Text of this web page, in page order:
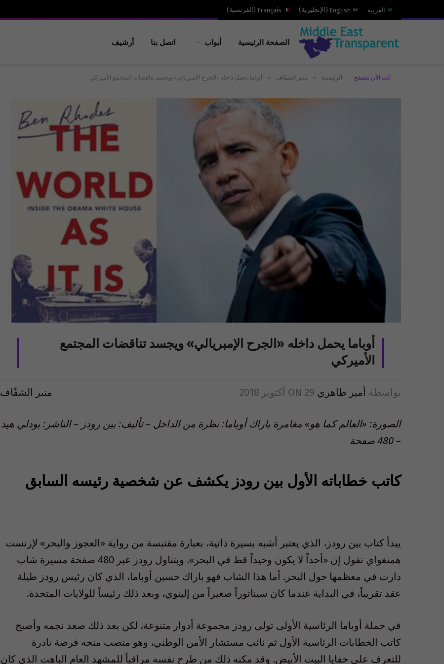
العربية English
( الإنجليزية)
Français
( الفرنسية)
الصفحة الرئيسية أبواب اتصل بنا أرشيف
أنت الآن تتصفح: الرئيسية » منبر الشفّاف » أوباما يحمل داخله «الجرح الإمبريالي» ويجسد تناقضات المجتمع الأميركي
أوباما يحمل داخله «الجرح الإمبريالي» ويجسد تناقضات المجتمع
الأميركي
بواسطة أمير طاهري ON 29 أكتوبر 2018 منبر الشفّاف
الصورة: «العالم كما هو» مغامرة باراك أوباما: نظرة من الداخل – تأليف: بين رودز – الناشر: بودلي هيد
– 480 صفحة
كاتب خطاباته الأول بين رودز يكشف عن شخصية رئيسه السابق
يبدأ كتاب بين رودز، الذي يعتبر أشبه بسيرة ذاتية، بعبارة مقتبسة من رواية «العجوز والبحر» لإرنست
همنغواي تقول إن «أحداً لا يكون وحيداً قط في البحر». ويتناول رودز عبر 480 صفحة مسيرة شاب
دارت في معظمها حول البحر. أما هذا الشاب فهو باراك حسين أوباما، الذي كان رئيس رودز طيلة
عقد تقريباً، في البداية عندما كان سيناتوراً صغيراً من إلينوي، وبعد ذلك رئيساً للولايات المتحدة.
في حملة أوباما الرئاسية الأولى تولى رودز مجموعة أدوار متنوعة، لكن بعد ذلك صعد نجمه وأصبح
كاتب الخطابات الرئاسية الأول ثم نائب مستشار الأمن الوطني، وهو منصب منحه فرصة نادرة
للتعرف على خفايا البيت الأبيض. وقد مكنه ذلك من طرح نفسه مراقباً للمشهد العام الباهت الذي كان